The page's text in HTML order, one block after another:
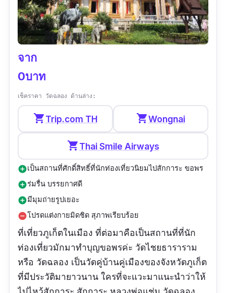
รีวิว : “ถนนคนเดินที่นี่ของกินเยอะมากบอกเลย..
ของฝากก็เยอะมากเช่นกันนะคะ.. เดินนานนิดนึง
เพราะมีหลายร้าน 2 ซอย ตลาดนี้จะเปิดแค่วัน
อาทิตย์เท่านั้น วันอื่นมาไม่เปิดนะคะ.. อย่าลืมเช็ค
วันกันน้าา..”
จาก
0บาท
เช็คราคา วัดฉลอง ด้านล่าง:
shopping_cartTrip.com TH shopping_cartWongnai
shopping_cartThai Smile Airways
add_circleเป็นสถานที่ศักดิ์สิทธิ์ที่นักท่องเที่ยวนิยมไปสักการะ ขอพร
add_circleร่มรื่น บรรยกาศดี
add_circleมีมุมถ่ายรูปเยอะ
remove_circleโปรดแต่งกายมิดชิด สุภาพเรียบร้อย
ที่เที่ยวภูเก็ตในเมือง ที่ต่อมาคือเป็นสถานที่ที่นัก
ท่องเที่ยวมักมาทำบุญขอพรค่ะ วัดไชยธาราราม
หรือ วัดฉลอง เป็นวัดคู่บ้านคู่เมืองของจังหวัดภูเก็ต
ที่มีประวัติมายาวนาน ใครที่จะแวะมาแนะนำว่าให้